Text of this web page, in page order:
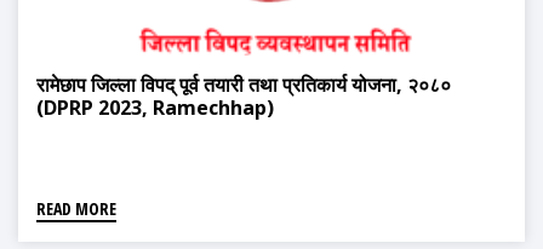
रामेछाप जिल्ला विपद् पूर्व तयारी तथा प्रतिकार्य योजना, २०८०
(DPRP 2023, Ramechhap)
READ MORE